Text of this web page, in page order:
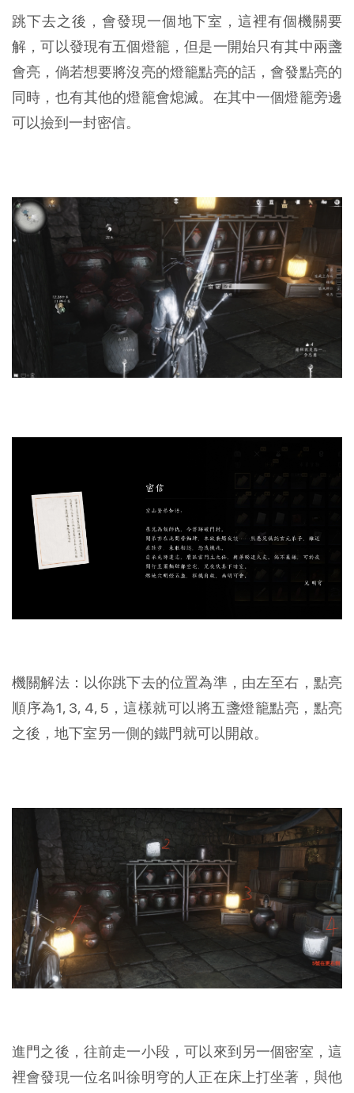
跳下去之後，會發現一個地下室，這裡有個機關要
解，可以發現有五個燈籠，但是一開始只有其中兩盞
會亮，倘若想要將沒亮的燈籠點亮的話，會發點亮的
同時，也有其他的燈籠會熄滅。在其中一個燈籠旁邊
可以撿到一封密信。
機關解法：以你跳下去的位置為準，由左至右，點亮
順序為1, 3, 4, 5，這樣就可以將五盞燈籠點亮，點亮
之後，地下室另一側的鐵門就可以開啟。
進門之後，往前走一小段，可以來到另一個密室，這
裡會發現一位名叫徐明穹的人正在床上打坐著，與他